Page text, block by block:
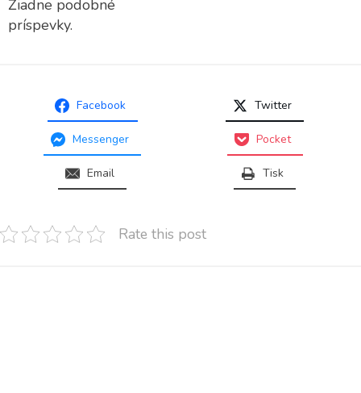
Žiadne podobné
príspevky.
Facebook Twitter
Messenger Pocket
Email Tisk
Rate this post